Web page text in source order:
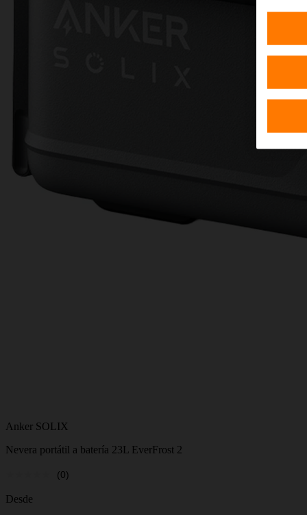
Anker SOLIX
Nevera portátil a batería 23L EverFrost 2
(0)
Desde